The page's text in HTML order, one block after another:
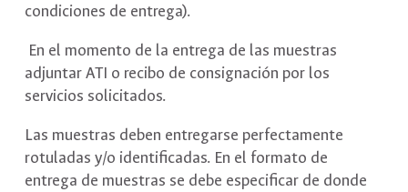
condiciones de entrega).
En el momento de la entrega de las muestras
adjuntar ATI o recibo de consignación por los
servicios solicitados.
Las muestras deben entregarse perfectamente
rotuladas y/o identificadas. En el formato de
entrega de muestras se debe especificar de donde